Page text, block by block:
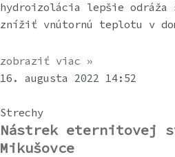
hydroizolácia lepšie odráža
znížiť vnútornú teplotu v
zobraziť viac »
16. augusta 2022 14:52
Strechy
Nástrek eternitovej
Mikušovce